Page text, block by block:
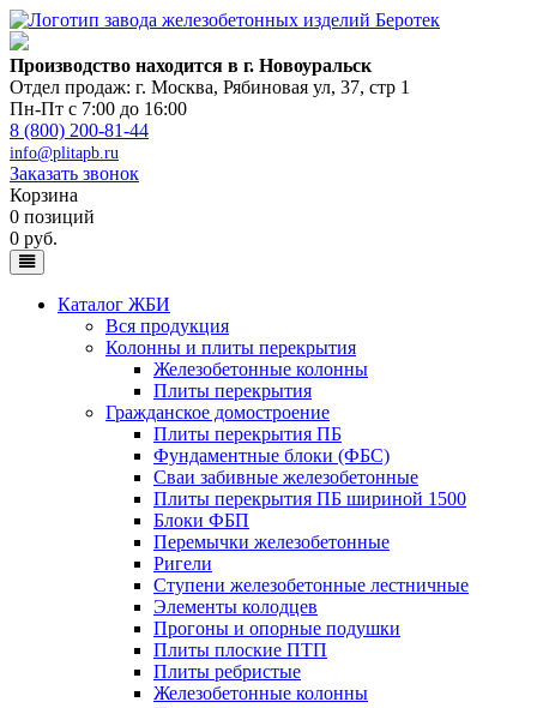
Производство находится в г. Новоуральск
Отдел продаж: г. Москва, Рябиновая ул, 37, стр 1
Пн-Пт с 7:00 до 16:00
8 (800) 200-81-44
info@plitapb.ru
Заказать звонок
Корзина
0 позиций
0 руб.
Каталог ЖБИ
Вся продукция
Колонны и плиты перекрытия
Железобетонные колонны
Плиты перекрытия
Гражданское домостроение
Плиты перекрытия ПБ
Фундаментные блоки (ФБС)
Сваи забивные железобетонные
Плиты перекрытия ПБ шириной 1500
Блоки ФБП
Перемычки железобетонные
Ригели
Ступени железобетонные лестничные
Элементы колодцев
Прогоны и опорные подушки
Плиты плоские ПТП
Плиты ребристые
Железобетонные колонны